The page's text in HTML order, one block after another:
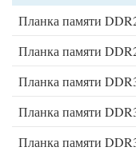
Планка памяти
Планка памяти
Планка памяти
Планка памяти
Планка памяти